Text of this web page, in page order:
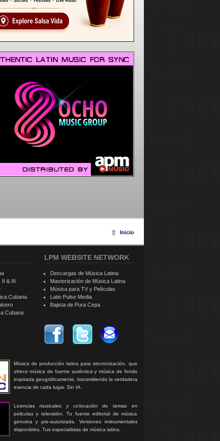
Inicio
Música de producción latina para sincronización, que
ofrece música de fuente auténtica y música de fondo
inspirada geográficamente, transmitiendo la verdadera
esencia de cada lugar. Sin IA.
Licencias musicales y colocación de temas en
peliculas y televisión. Tu fuente editorial de música
genuina y pre-autorizada. Versiones instrumentales
disponibles. Tus especialistas de música latina.
II & III
Cubana
Cubana
LPM WEBSITE NETWORK
Descargas de Música Latina
Masterización de Música Latina
Música para TV y Películas
Latin Pulse Media
Bajista de Pura Cepa